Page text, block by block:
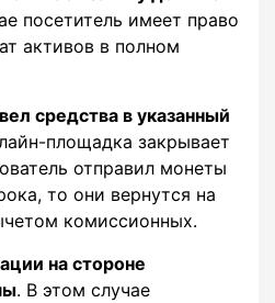
посетитель имеет право
активов в полном
средства в указанный
площадка закрывает
отправил монеты
то они вернутся на
комиссионных.
на стороне
. В этом случае